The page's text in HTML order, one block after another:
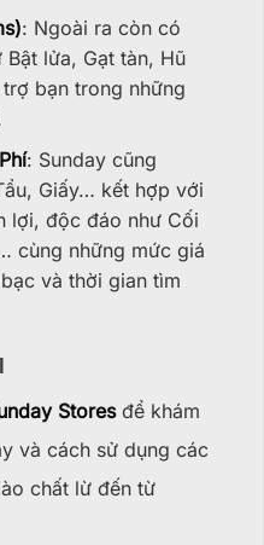
: Ngoài ra còn có
lửa, Gạt tàn, Hũ
bạn trong những
: Sunday cũng
Giấy… kết hợp với
lợi, độc đáo như Cối
cùng những mức giá
và thời gian tìm
Stores để khám
và cách sử dụng các
chất lừ đến từ